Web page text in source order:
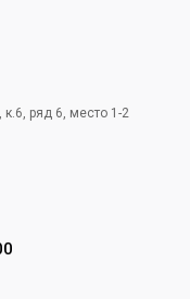
ряд 6, место 1-2